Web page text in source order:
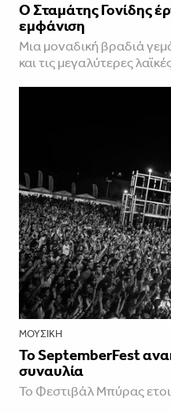
Ο Σταμάτης Γονίδης
εμφάνιση
Μια μοναδική βραδιά
και τις μεγαλύτερες
ΜΟΥΣΙΚΉ
To SeptemberFest
συναυλία
To Φεστιβάλ Μπύρας